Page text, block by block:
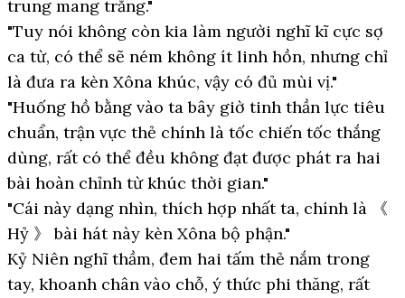
trung mang trắng."
"Tuy nói không còn kia làm người nghĩ kĩ cực sợ
ca từ, có thể sẽ ném không ít linh hồn, nhưng chỉ
là đưa ra kèn Xôna khúc, vậy có đủ mùi vị."
"Huống hồ bằng vào ta bây giờ tinh thần lực tiêu
chuẩn, trận vực thẻ chính là tốc chiến tốc thắng
dùng, rất có thể đều không đạt được phát ra hai
bài hoàn chỉnh từ khúc thời gian."
"Cái này dạng nhìn, thích hợp nhất ta, chính là 《
Hỷ 》 bài hát này kèn Xôna bộ phận."
Kỷ Niên nghĩ thầm, đem hai tấm thẻ nắm trong
tay, khoanh chân vào chỗ, ý thức phi thăng, rất